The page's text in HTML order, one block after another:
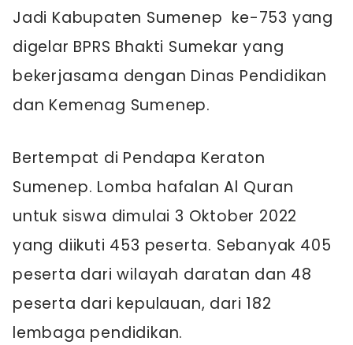
Jadi Kabupaten Sumenep ke-753 yang
digelar BPRS Bhakti Sumekar yang
bekerjasama dengan Dinas Pendidikan
dan Kemenag Sumenep.
Bertempat di Pendapa Keraton
Sumenep. Lomba hafalan Al Quran
untuk siswa dimulai 3 Oktober 2022
yang diikuti 453 peserta. Sebanyak 405
peserta dari wilayah daratan dan 48
peserta dari kepulauan, dari 182
lembaga pendidikan.